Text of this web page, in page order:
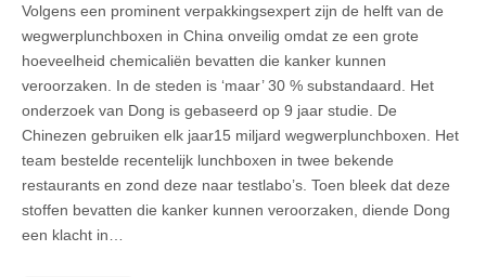
Volgens een prominent verpakkingsexpert zijn de helft van de
wegwerplunchboxen in China onveilig omdat ze een grote
hoeveelheid chemicaliën bevatten die kanker kunnen
veroorzaken. In de steden is ‘maar’ 30 % substandaard. Het
onderzoek van Dong is gebaseerd op 9 jaar studie. De
Chinezen gebruiken elk jaar15 miljard wegwerplunchboxen. Het
team bestelde recentelijk lunchboxen in twee bekende
restaurants en zond deze naar testlabo’s. Toen bleek dat deze
stoffen bevatten die kanker kunnen veroorzaken, diende Dong
een klacht in…